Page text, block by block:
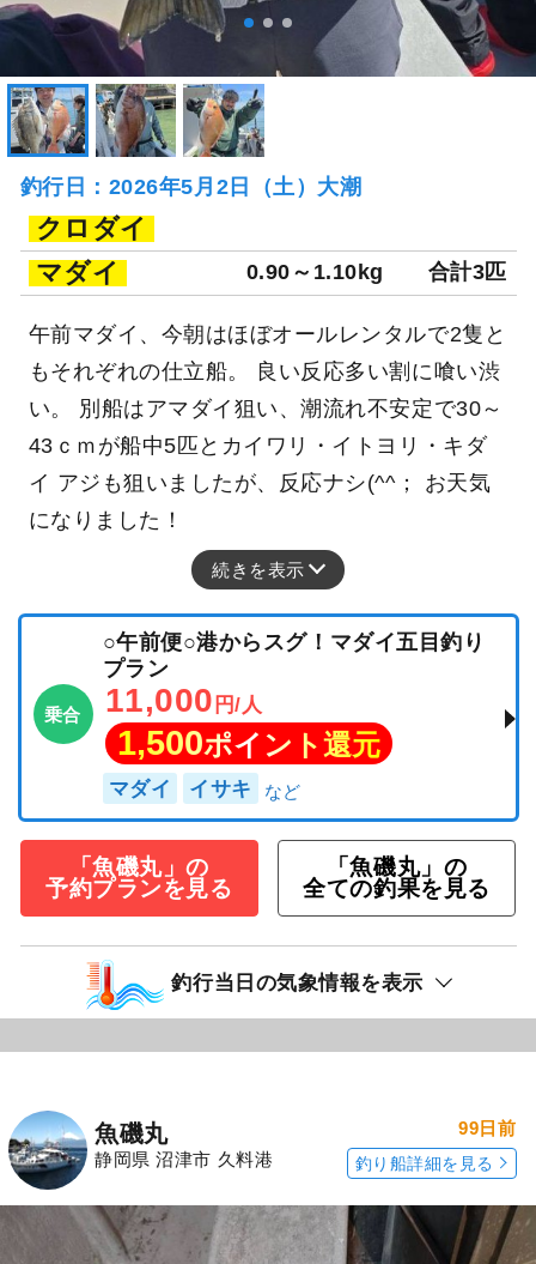
釣行日：2026年5月2日（土）大潮
クロダイ
マダイ
0.90～1.10kg 合計3匹
午前マダイ、今朝はほぼオールレンタルで2隻と
もそれぞれの仕立船。 良い反応多い割に喰い渋
い。 別船はアマダイ狙い、潮流れ不安定で30～
43ｃｍが船中5匹とカイワリ・イトヨリ・キダ
イ アジも狙いましたが、反応ナシ(^^； お天気
になりました！
続きを表示
乗合
○午前便○港からスグ！マダイ五目釣り
プラン
11,000 円/人
1,500ポイント還元
マダイ イサキ
「魚磯丸」の
予約プランを見る
「魚磯丸」の
全ての釣果を見る
釣行当日の気象情報を表示
魚磯丸
静岡県 沼津市 久料港
99日前
釣り船詳細を見る